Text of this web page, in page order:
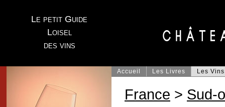
Le petit Guide
Loisel
des vins
Accueil Les Livres Les Vins
France > Sud-